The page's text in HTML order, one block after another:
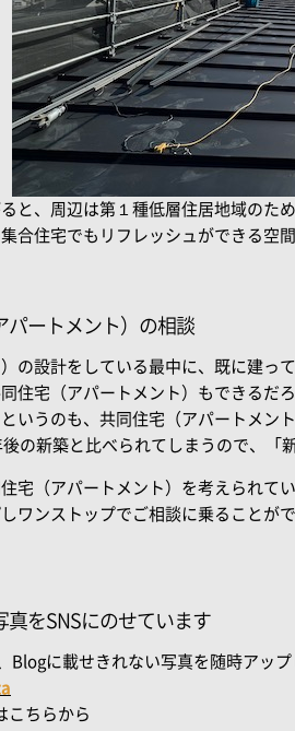
と、周辺は第１種低層住居地域のた
合住宅でもリフレッシュができる空
パートメント）の相談
の設計をしている最中に、既に建っ
住宅（アパートメント）もできるだ
いうのも、共同住宅（アパートメン
の新築と比べられてしまうので、「
宅（アパートメント）を考えられて
ワンストップでご相談に乗ることが
真をSNSにのせています
Blogに載せきれない写真を随時アッ
こちらから